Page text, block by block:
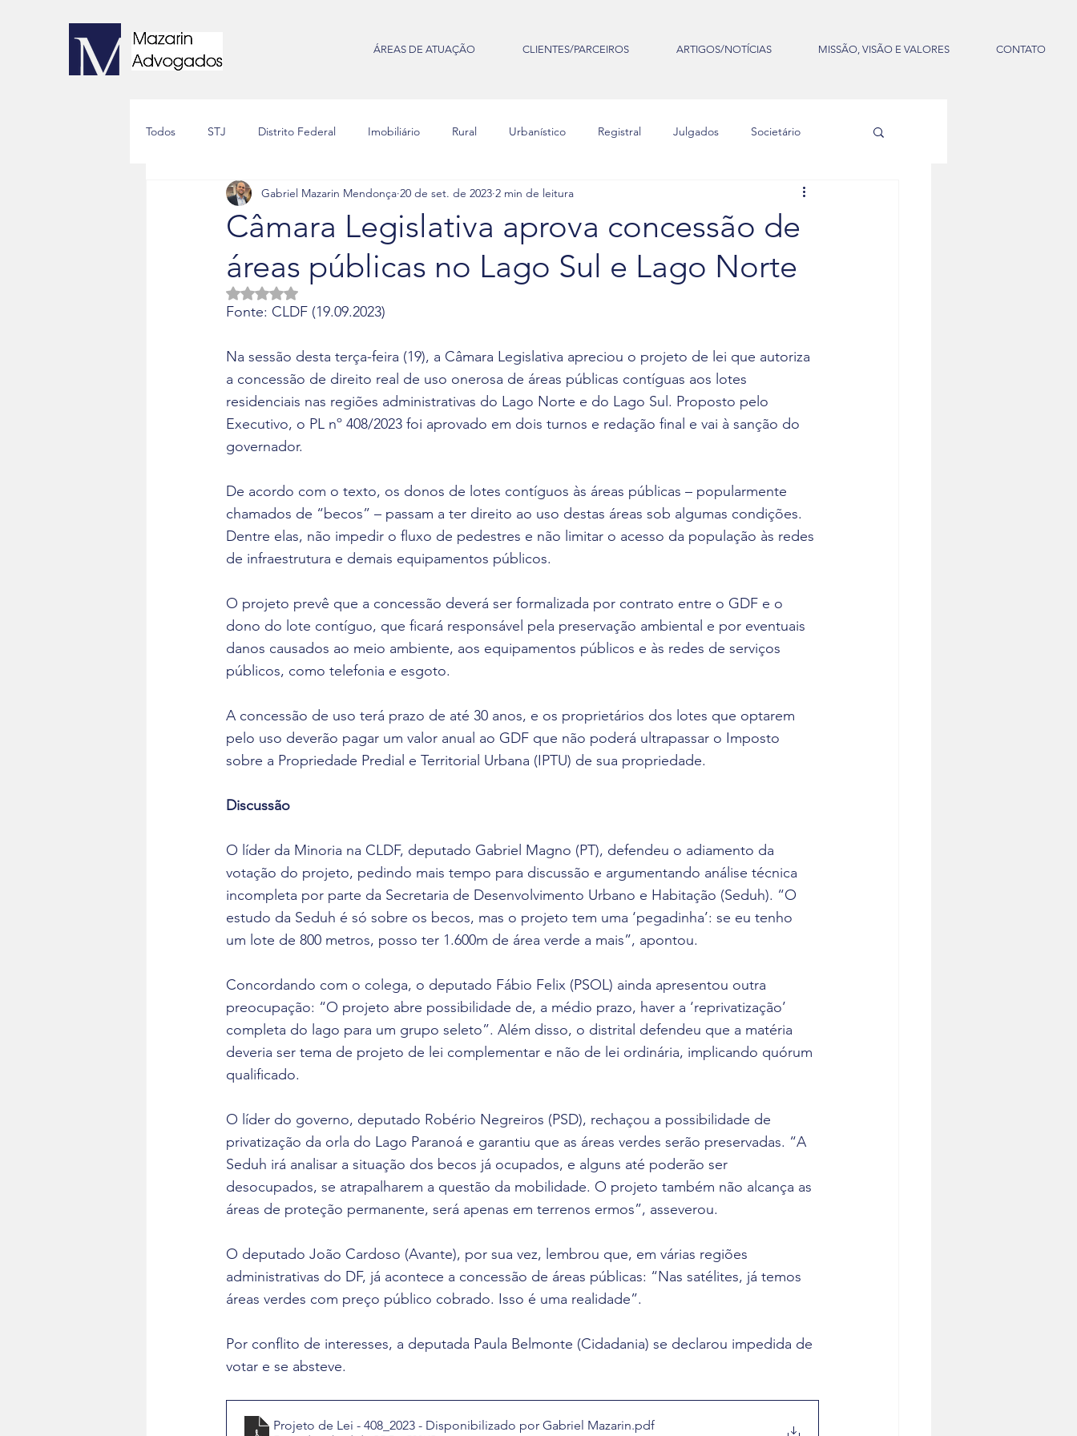
ÁREAS DE ATUAÇÃO CLIENTES/PARCEIROS ARTIGOS/NOTÍCIAS MISSÃO, VISÃO E VALORES CONTATO
Todos STJ Distrito Federal Imobiliário Rural Urbanístico Registral Julgados Societário
Processo Civil Condominial Tributário Ambiental STF
Câmara Legislativa aprova concessão de
áreas públicas no Lago Sul e Lago Norte
Gabriel Mazarin Mendonça 20 de set. de 2023 2 min de leitura
Avaliado com NaN de 5 estrelas.
Fonte: CLDF (19.09.2023)
Na sessão desta terça-feira (19), a Câmara Legislativa apreciou o projeto de lei que autoriza
a concessão de direito real de uso onerosa de áreas públicas contíguas aos lotes
residenciais nas regiões administrativas do Lago Norte e do Lago Sul. Proposto pelo
Executivo, o PL nº 408/2023 foi aprovado em dois turnos e redação final e vai à sanção do
governador.
De acordo com o texto, os donos de lotes contíguos às áreas públicas – popularmente
chamados de “becos” – passam a ter direito ao uso destas áreas sob algumas condições.
Dentre elas, não impedir o fluxo de pedestres e não limitar o acesso da população às redes
de infraestrutura e demais equipamentos públicos.
O projeto prevê que a concessão deverá ser formalizada por contrato entre o GDF e o
dono do lote contíguo, que ficará responsável pela preservação ambiental e por eventuais
danos causados ao meio ambiente, aos equipamentos públicos e às redes de serviços
públicos, como telefonia e esgoto.
A concessão de uso terá prazo de até 30 anos, e os proprietários dos lotes que optarem
pelo uso deverão pagar um valor anual ao GDF que não poderá ultrapassar o Imposto
sobre a Propriedade Predial e Territorial Urbana (IPTU) de sua propriedade.
Discussão
O líder da Minoria na CLDF, deputado Gabriel Magno (PT), defendeu o adiamento da
votação do projeto, pedindo mais tempo para discussão e argumentando análise técnica
incompleta por parte da Secretaria de Desenvolvimento Urbano e Habitação (Seduh). “O
estudo da Seduh é só sobre os becos, mas o projeto tem uma ‘pegadinha’: se eu tenho
um lote de 800 metros, posso ter 1.600m de área verde a mais”, apontou.
Concordando com o colega, o deputado Fábio Felix (PSOL) ainda apresentou outra
preocupação: “O projeto abre possibilidade de, a médio prazo, haver a ‘reprivatização’
completa do lago para um grupo seleto”. Além disso, o distrital defendeu que a matéria
deveria ser tema de projeto de lei complementar e não de lei ordinária, implicando quórum
qualificado.
O líder do governo, deputado Robério Negreiros (PSD), rechaçou a possibilidade de
privatização da orla do Lago Paranoá e garantiu que as áreas verdes serão preservadas. “A
Seduh irá analisar a situação dos becos já ocupados, e alguns até poderão ser
desocupados, se atrapalharem a questão da mobilidade. O projeto também não alcança as
áreas de proteção permanente, será apenas em terrenos ermos”, asseverou.
O deputado João Cardoso (Avante), por sua vez, lembrou que, em várias regiões
administrativas do DF, já acontece a concessão de áreas públicas: “Nas satélites, já temos
áreas verdes com preço público cobrado. Isso é uma realidade”.
Por conflito de interesses, a deputada Paula Belmonte (Cidadania) se declarou impedida de
votar e se absteve.
Projeto de Lei - 408_2023 - Disponibilizado por Gabriel Mazarin.pdf